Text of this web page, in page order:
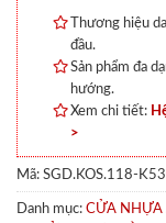
Thương hiệu
đầu.
Sản phẩm đa
hướng.
Xem chi tiết:
>
Mã: SGD.KOS.118-
Danh mục: CỬA NHỰA